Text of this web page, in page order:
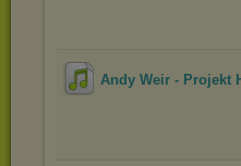
Andy Weir - Projekt